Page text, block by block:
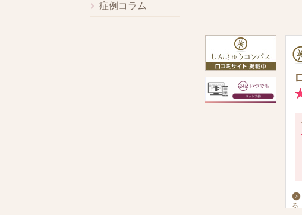
症例コラム
る